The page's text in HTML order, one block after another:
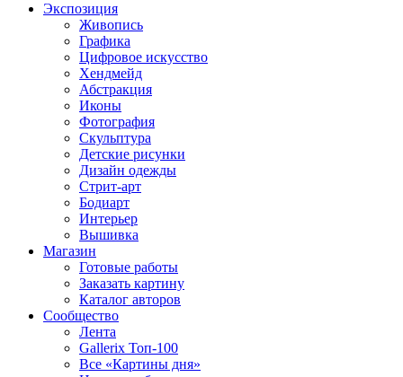
Экспозиция
Живопись
Графика
Цифровое искусство
Хендмейд
Абстракция
Иконы
Фотография
Скульптура
Детские рисунки
Дизайн одежды
Стрит-арт
Бодиарт
Интерьер
Вышивка
Магазин
Готовые работы
Заказать картину
Каталог авторов
Сообщество
Лента
Gallerix Топ-100
Все «Картины дня»